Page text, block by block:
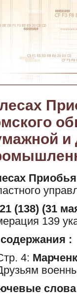
(138) (31
139
:
4:
слова